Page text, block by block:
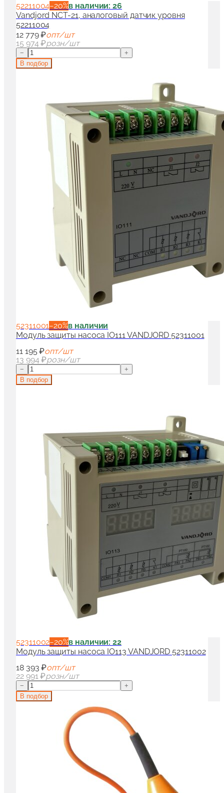
52211004−20%в наличии: 26
Vandjord NCT-21, аналоговый датчик уровня
52211004
12 779 ₽опт/шт
15 974 ₽розн/шт
−
+
В подбор
52311001−20%в наличии
Модуль защиты насоса IO111 VANDJORD 52311001
11 195 ₽опт/шт
13 994 ₽розн/шт
−
+
В подбор
52311002−20%в наличии: 22
Модуль защиты насоса IO113 VANDJORD 52311002
18 393 ₽опт/шт
22 991 ₽розн/шт
−
+
В подбор